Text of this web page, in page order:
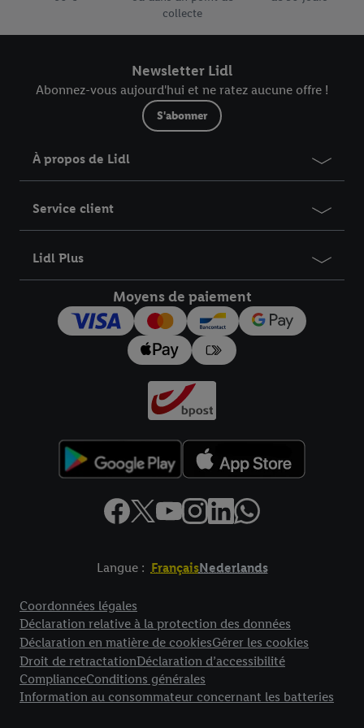
collecte
Newsletter Lidl
Abonnez-vous aujourd'hui et ne ratez aucune offre !
S'abonner
À propos de Lidl
Service client
Lidl Plus
Moyens de paiement
Langue : FrançaisNederlands
Coordonnées légales
Déclaration relative à la protection des données
Déclaration en matière de cookiesGérer les cookies
Droit de retractationDéclaration d’accessibilité
ComplianceConditions générales
Information au consommateur concernant les batteries